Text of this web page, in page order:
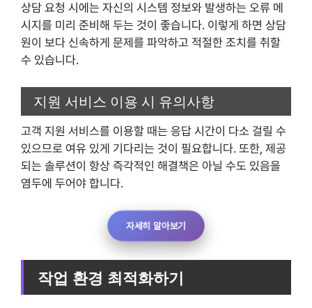
상담 요청 시에는 자신의 시스템 정보와 발생하는 오류 메
시지를 미리 준비해 두는 것이 좋습니다. 이렇게 하면 상담
원이 보다 신속하게 문제를 파악하고 적절한 조치를 취할
수 있습니다.
지원 서비스 이용 시 유의사항
고객 지원 서비스를 이용할 때는 응답 시간이 다소 걸릴 수
있으므로 여유 있게 기다리는 것이 필요합니다. 또한, 제공
되는 솔루션이 항상 즉각적인 해결책은 아닐 수도 있음을
염두에 두어야 합니다.
자세히 알아보기
작업 환경 최적화하기